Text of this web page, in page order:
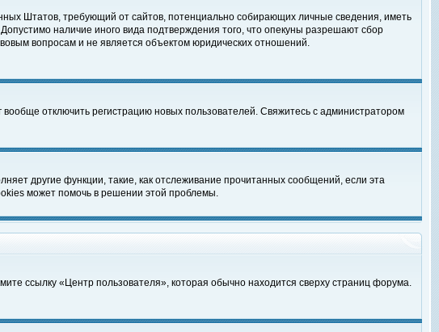
Штатов, требующий от сайтов, потенциально собирающих личные сведения, иметь
наличие иного вида подтверждения того, что опекуны разрешают сбор
вопросам и не является объектом юридических отношений.
отключить регистрацию новых пользователей. Свяжитесь с администратором
другие функции, такие, как отслеживание прочитанных сообщений, если эта
может помочь в решении этой проблемы.
ссылку «Центр пользователя», которая обычно находится сверху страниц форума.